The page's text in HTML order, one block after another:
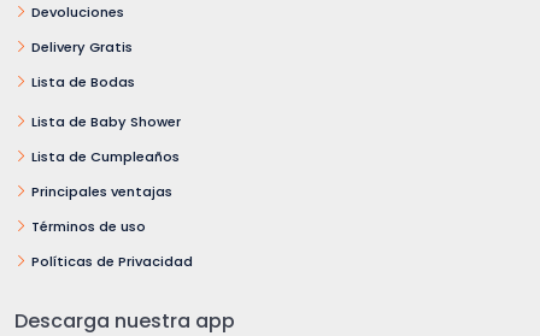
Devoluciones
Delivery Gratis
Lista de Bodas
Lista de Baby Shower
Lista de Cumpleaños
Principales ventajas
Términos de uso
Políticas de Privacidad
Descarga nuestra app